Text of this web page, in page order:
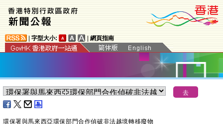
字型大小: 網頁指南
環保署與馬來西亞環保部門合作偵破非法越境轉移廢物